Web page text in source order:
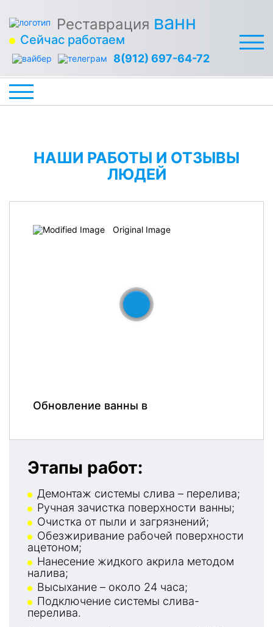
Реставрация ванн
Сейчас работаем
8(912) 697-64-72
НАШИ РАБОТЫ И ОТЗЫВЫ
ЛЮДЕЙ
Обновление ванны в
Этапы работ:
Демонтаж системы слива – перелива;
Ручная зачистка поверхности ванны;
Очистка от пыли и загрязнений;
Обезжиривание рабочей поверхности
ацетоном;
Нанесение жидкого акрила методом
налива;
Высыхание – около 24 часа;
Подключение системы слива-
перелива.